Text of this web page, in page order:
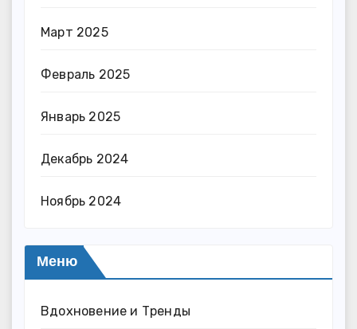
Март 2025
Февраль 2025
Январь 2025
Декабрь 2024
Ноябрь 2024
Меню
Вдохновение и Тренды